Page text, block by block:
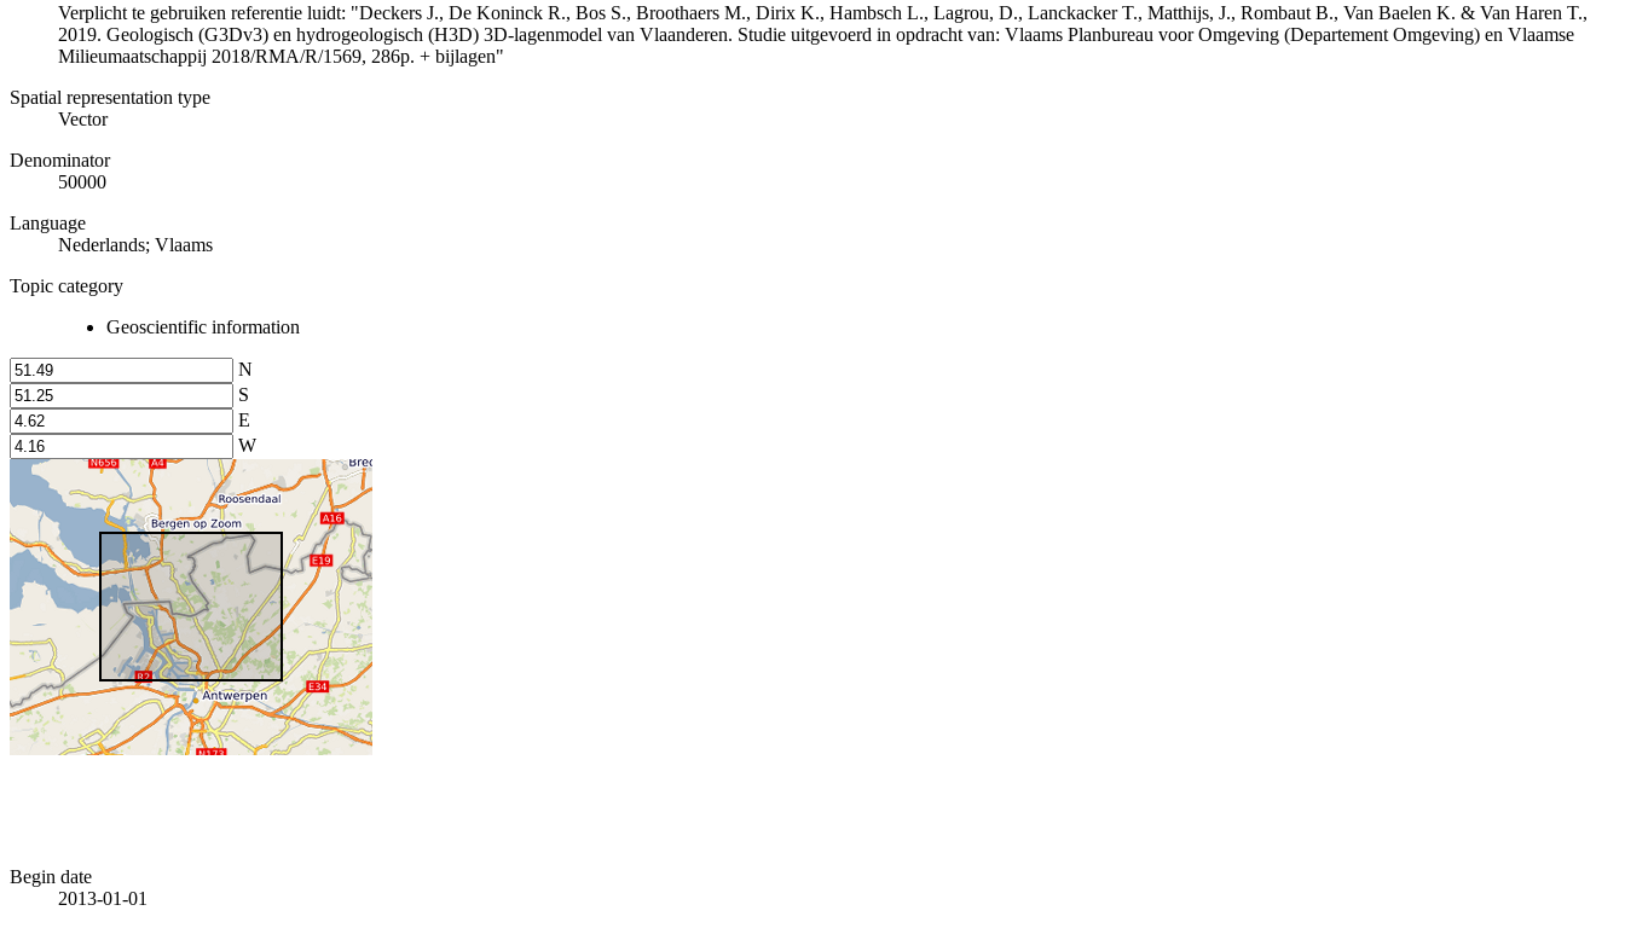
Verplicht te gebruiken referentie luidt: "Deckers J., De Koninck R., Bos S., Broothaers M., Dirix K., Hambsch L., Lagrou, D., Lanckacker T., Matthijs, J., Rombaut B., Van Baelen K. & Van Haren T.,
2019. Geologisch (G3Dv3) en hydrogeologisch (H3D) 3D-lagenmodel van Vlaanderen. Studie uitgevoerd in opdracht van: Vlaams Planbureau voor Omgeving (Departement Omgeving) en Vlaamse
Milieumaatschappij 2018/RMA/R/1569, 286p. + bijlagen"
Spatial representation type
Vector
Denominator
50000
Language
Nederlands; Vlaams
Topic category
Geoscientific information
N
S
E
W
Begin date
2013-01-01